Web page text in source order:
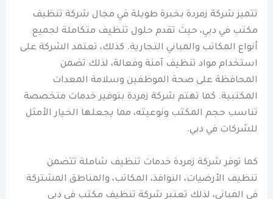
تتميز شركة زمردة بخبرة طويلة في مجال شركة تنظيف
مكتب في دبي، حيث تقدم حلول تنظيف متكاملة لجميع
أنواع المكاتب والمباني التجارية. كذلك، تعتمد الشركة على
استخدام مواد تنظيف آمنة وفعالة، لذلك تضمن
المحافظة على صحة الموظفين وسلامة المعدات
المكتبية. كما تهتم شركة زمردة بتوفير خدمات متخصصة
تناسب حجم المكتب ونوعيته، مما يجعلها الخيار الأمثل
للشركات في دبي.
كما توفر شركة زمردة خدمات تنظيف شاملة تتضمن
تنظيف الأرضيات، النوافذ، المكاتب، والمناطق المشتركة
في المباني، لذلك تعتبر شركة تنظيف مكتب في دبي